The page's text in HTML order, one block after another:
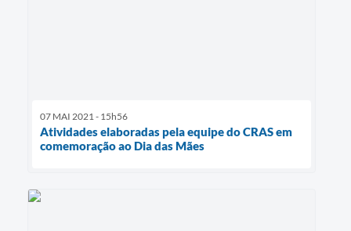
07 MAI 2021 - 15h56
Atividades elaboradas pela equipe do CRAS em
comemoração ao Dia das Mães